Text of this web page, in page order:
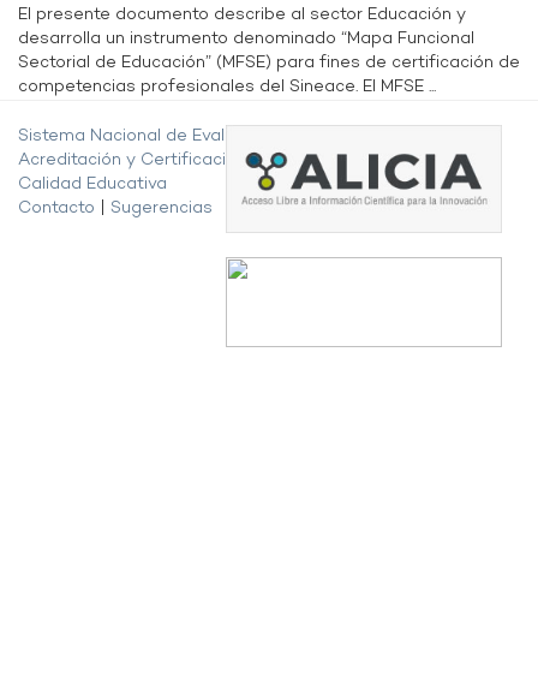
El presente documento describe al sector Educación y
desarrolla un instrumento denominado “Mapa Funcional
Sectorial de Educación” (MFSE) para fines de certificación de
competencias profesionales del Sineace. El MFSE ...
Sistema Nacional de Evaluación,
Acreditación y Certificación de la
Calidad Educativa
Contacto
Sugerencias